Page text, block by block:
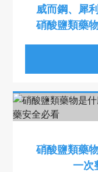
威而鋼、犀
硝酸鹽類藥
硝酸鹽類藥
一次